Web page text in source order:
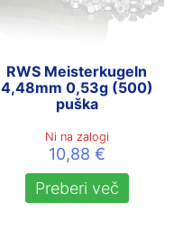
RWS Meisterkugeln
4,48mm 0,53g (500)
puška
Ni na zalogi
10,88 €
Preberi več